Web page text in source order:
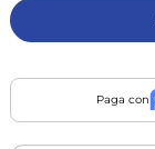
Paga con